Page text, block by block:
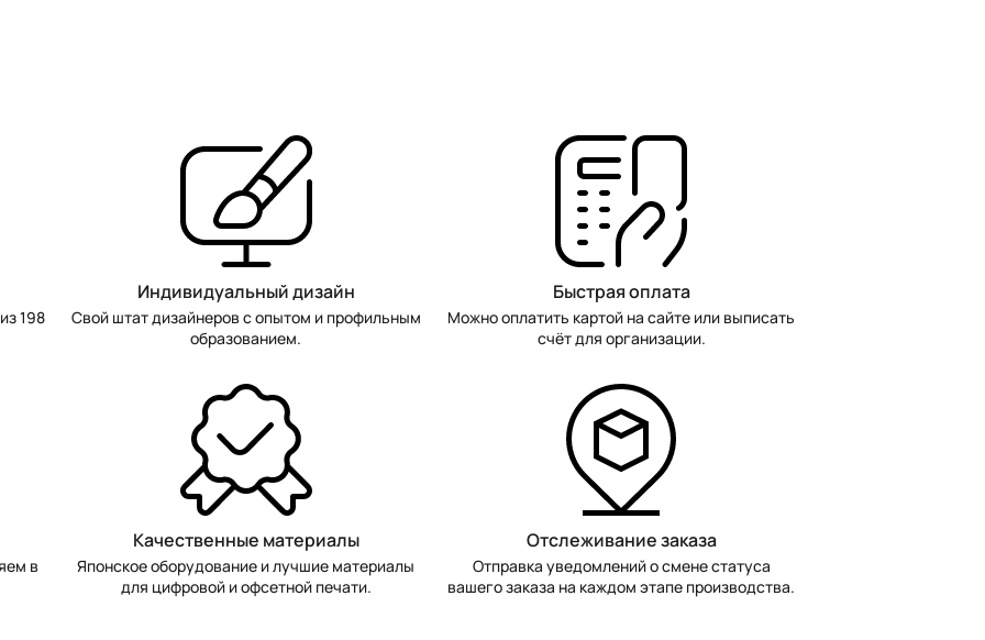
198
Индивидуальный дизайн
Свой штат дизайнеров с опытом и профильным
образованием.
Быстрая оплата
Можно оплатить картой на сайте или выписать
счёт для организации.
в
Качественные материалы
Японское оборудование и лучшие материалы
для цифровой и офсетной печати.
Отслеживание заказа
Отправка уведомлений о смене статуса
вашего заказа на каждом этапе производства.